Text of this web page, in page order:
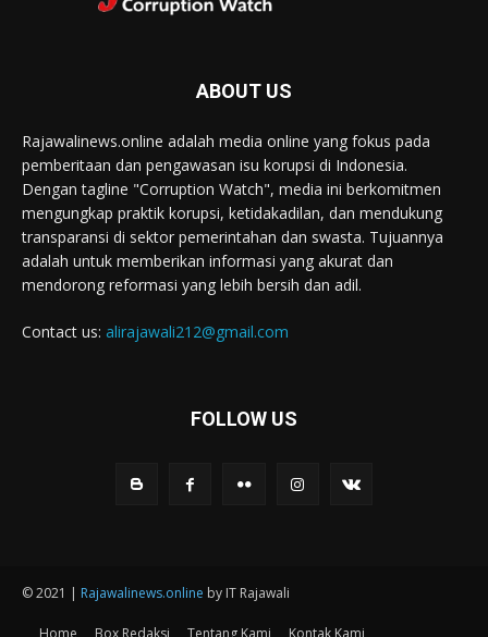
ABOUT US
Rajawalinews.online adalah media online yang fokus pada
pemberitaan dan pengawasan isu korupsi di Indonesia.
Dengan tagline "Corruption Watch", media ini berkomitmen
mengungkap praktik korupsi, ketidakadilan, dan mendukung
transparansi di sektor pemerintahan dan swasta. Tujuannya
adalah untuk memberikan informasi yang akurat dan
mendorong reformasi yang lebih bersih dan adil.
Contact us: alirajawali212@gmail.com
FOLLOW US
© 2021 | Rajawalinews.online by IT Rajawali
Home Box Redaksi Tentang Kami Kontak Kami